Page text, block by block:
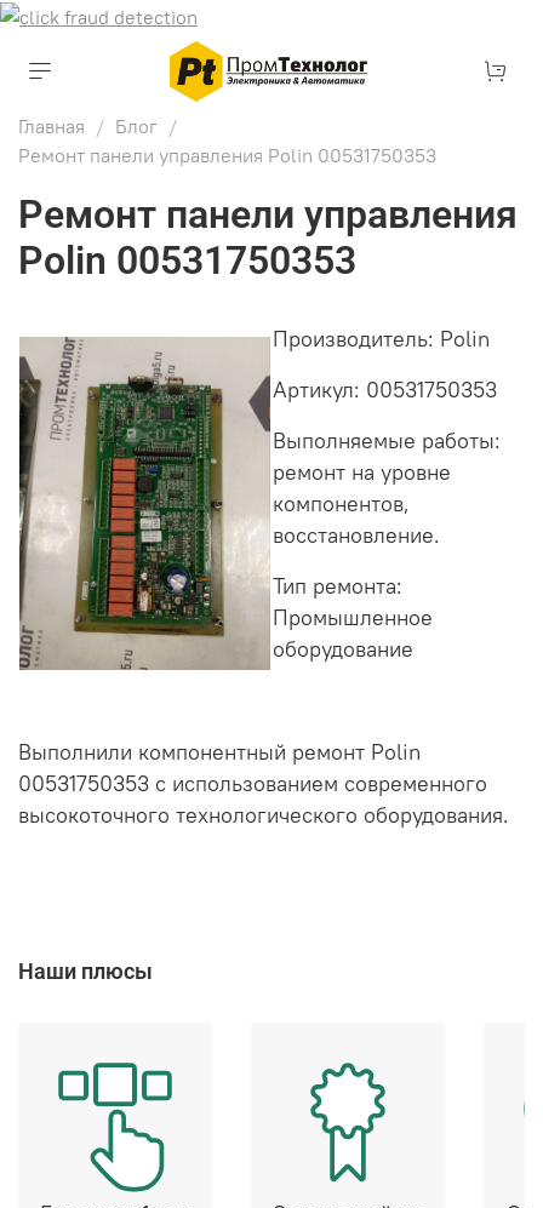
Главная
Блог
Ремонт панели управления Polin 00531750353
Ремонт панели управления
Polin 00531750353
Производитель: Polin
Артикул: 00531750353
Выполняемые работы:
ремонт на уровне
компонентов,
восстановление.
Тип ремонта:
Промышленное
оборудование
Выполнили компонентный ремонт Polin
00531750353 с использованием современного
высокоточного технологического оборудования.
Наши плюсы